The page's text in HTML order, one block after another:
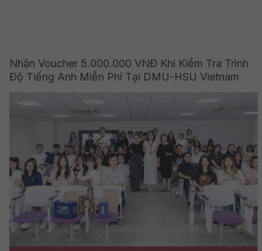
Nhận Voucher 5.000.000 VNĐ Khi Kiểm Tra Trình
Độ Tiếng Anh Miễn Phí Tại DMU-HSU Vietnam